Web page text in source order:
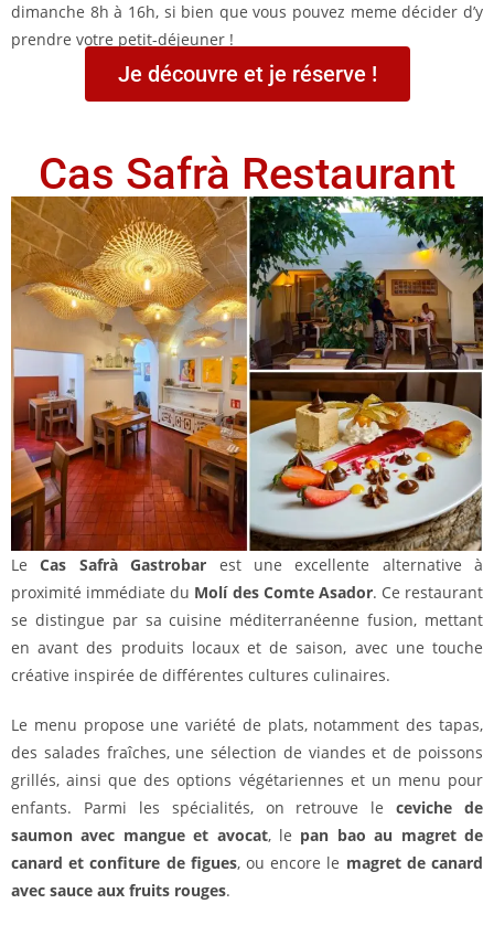
dimanche 8h à 16h, si bien que vous pouvez meme décider d’y
prendre votre petit-déjeuner !
Je découvre et je réserve !
Cas Safrà Restaurant
LeCas Safrà Gastrobar est une excellente alternative à
proximité immédiate du Molí des Comte Asador. Ce restaurant
se distingue par sa cuisine méditerranéenne fusion, mettant
en avant des produits locaux et de saison, avec une touche
créative inspirée de différentes cultures culinaires.
Le menu propose une variété de plats, notamment des tapas,
des salades fraîches, une sélection de viandes et de poissons
grillés, ainsi que des options végétariennes et un menu pour
enfants. Parmi les spécialités, on retrouve leceviche de
saumon avec mangue et avocat, le pan bao au magret de
canard et confiture de figues, ou encore le magret de canard
avec sauce aux fruits rouges.